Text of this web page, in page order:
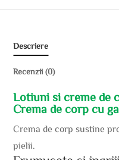
Descriere
Recenzii (0)
Lotiuni si creme de
Crema de corp cu
Crema de corp sustine
pielii.